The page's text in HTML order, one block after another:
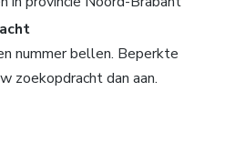
nummer bellen. Beperkte
zoekopdracht dan aan.